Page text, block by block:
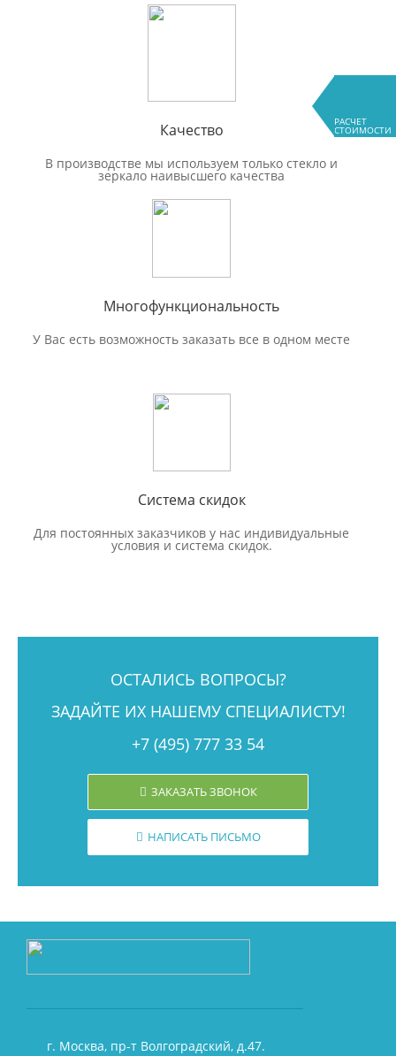
РАСЧЕТ
СТОИМОСТИ
Качество
В производстве мы используем только стекло и
зеркало наивысшего качества
Многофункциональность
У Вас есть возможность заказать все в одном месте
Система скидок
Для постоянных заказчиков у нас индивидуальные
условия и система скидок.
ОСТАЛИСЬ ВОПРОСЫ?
ЗАДАЙТЕ ИХ НАШЕМУ СПЕЦИАЛИСТУ!
+7 (495) 777 33 54
ЗАКАЗАТЬ ЗВОНОК
НАПИСАТЬ ПИСЬМО
г. Москва, пр-т Волгоградский, д.47.